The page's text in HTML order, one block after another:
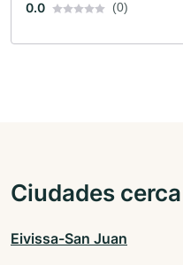
0.0 (0)
Ciudades
Eivissa-San Juan